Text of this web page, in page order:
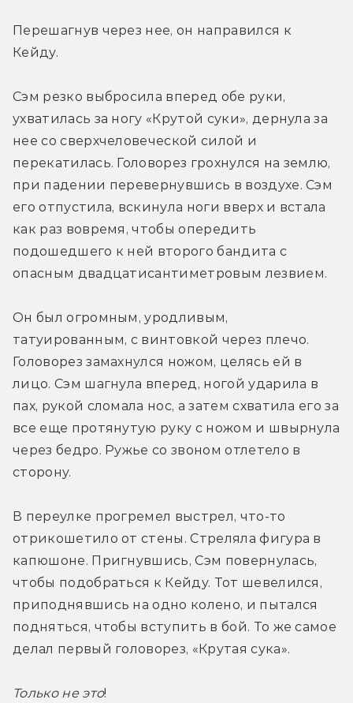
Перешагнув через нее, он направился к
Кейду.
Сэм резко выбросила вперед обе руки,
ухватилась за ногу «Крутой суки», дернула за
нее со сверхчеловеческой силой и
перекатилась. Головорез грохнулся на землю,
при падении перевернувшись в воздухе. Сэм
его отпустила, вскинула ноги вверх и встала
как раз вовремя, чтобы опередить
подошедшего к ней второго бандита с
опасным двадцатисантиметровым лезвием.
Он был огромным, уродливым,
татуированным, с винтовкой через плечо.
Головорез замахнулся ножом, целясь ей в
лицо. Сэм шагнула вперед, ногой ударила в
пах, рукой сломала нос, а затем схватила его за
все еще протянутую руку с ножом и швырнула
через бедро. Ружье со звоном отлетело в
сторону.
В переулке прогремел выстрел, что-то
отрикошетило от стены. Стреляла фигура в
капюшоне. Пригнувшись, Сэм повернулась,
чтобы подобраться к Кейду. Тот шевелился,
приподнявшись на одно колено, и пытался
подняться, чтобы вступить в бой. То же самое
делал первый головорез, «Крутая сука».
Только не это!